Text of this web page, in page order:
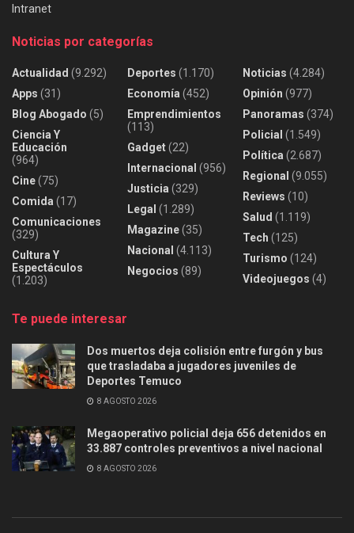
Intranet
Noticias por categorías
Actualidad (9.292)
Apps (31)
Blog Abogado (5)
Ciencia Y
Educación
(964)
Cine(75)
Comida (17)
Comunicaciones
(329)
Cultura Y
Espectáculos
(1.203)
Deportes (1.170)
Economía (452)
Emprendimientos
(113)
Gadget(22)
Internacional (956)
Justicia (329)
Legal (1.289)
Magazine(35)
Nacional (4.113)
Negocios (89)
Noticias (4.284)
Opinión (977)
Panoramas (374)
Policial (1.549)
Política (2.687)
Regional (9.055)
Reviews (10)
Salud (1.119)
Tech (125)
Turismo (124)
Videojuegos (4)
Te puede interesar
Dos muertos deja colisión entre furgón y bus
que trasladaba a jugadores juveniles de
Deportes Temuco
8 AGOSTO 2026
Megaoperativo policial deja 656 detenidos en
33.887 controles preventivos a nivel nacional
8 AGOSTO 2026